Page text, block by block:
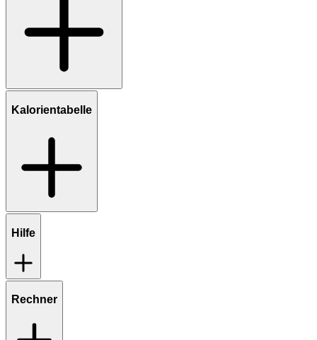
Kalorientabelle
Hilfe
Rechner